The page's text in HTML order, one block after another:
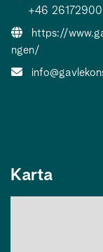
+46 26172900
https://
ngen/
E-post:
Karta